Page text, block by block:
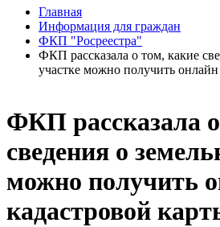
ФКП рассказала
сведения о
можно получить
кадастровой
Главная
Информация для граждан
ФКП "Росреестра"
ФКП рассказала о том, какие
участке можно получить